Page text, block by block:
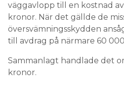
väggavlopp till en kostnad
kronor. När det gällde de
översvämningsskydden
till avdrag på närmare 60
Sammanlagt handlade det
kronor.